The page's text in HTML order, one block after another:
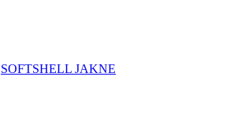
SOFTSHELL JAKNE